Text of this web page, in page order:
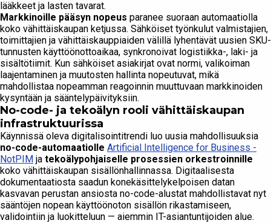
lääkkeet ja lasten tavarat.
Markkinoille pääsyn nopeus paranee suoraan automaatiolla
koko vähittäiskaupan ketjussa. Sähköiset työnkulut valmistajien,
toimittajien ja vähittäiskauppiaiden välillä lyhentävät uusien SKU-
tunnusten käyttöönottoaikaa, synkronoivat logistiikka-, laki- ja
sisältötiimit. Kun sähköiset asiakirjat ovat normi, valikoiman
laajentaminen ja muutosten hallinta nopeutuvat, mikä
mahdollistaa nopeamman reagoinnin muuttuvaan markkinoiden
kysyntään ja sääntelypäivityksiin.
No-code- ja tekoälyn rooli vähittäiskaupan
infrastruktuurissa
Käynnissä oleva digitalisointitrendi luo uusia mahdollisuuksia
no-code-automaatiolle Artificial Intelligence for Business -
NotPIM ja tekoälypohjaiselle prosessien orkestroinnille
koko vähittäiskaupan sisällönhallinnassa. Digitaalisesta
dokumentaatiosta saadun konekäsittelykelpoisen datan
kasvavan perustan ansiosta no-code-alustat mahdollistavat nyt
sääntöjen nopean käyttöönoton sisällön rikastamiseen,
validointiin ja luokitteluun — aiemmin IT-asiantuntijoiden alue.